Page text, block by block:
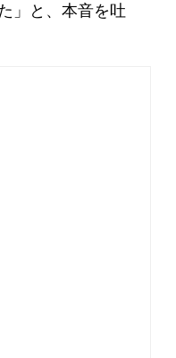
」と、本音を吐